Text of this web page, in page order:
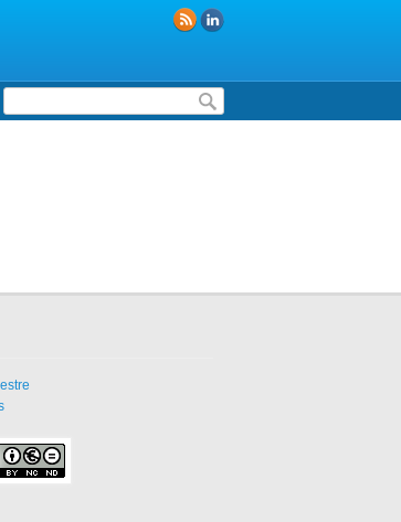
Formulaire de recherche